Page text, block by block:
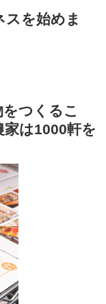
スを始めま
つくるこ
家は1000軒を